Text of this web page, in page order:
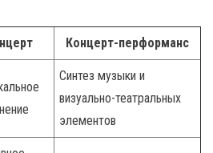
Концерт-перформанс
Синтез музыки и
визуально-театральных
элементов